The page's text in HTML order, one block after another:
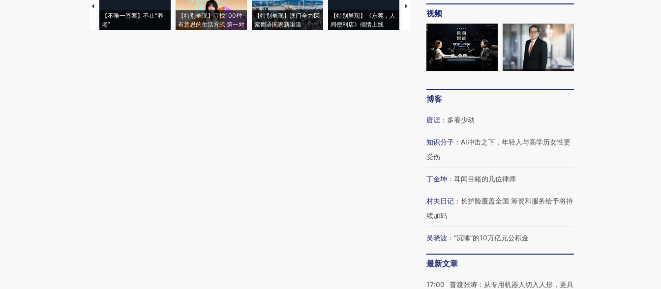
【不唯一答案】不止“养
老”
【特别呈现】寻找100种
有意思的生活方式·第一对
【特别呈现】澳门全力探
索葡语国家新渠道
【特别呈现】《东莞，人
间便利店》倾情上线
【推广】走进第四届链博
会，让数智科技“链”接产
有意思的生活方式·第三对
【商旅对话】华住集团
住三大增长引擎是什么？
视频
博客
唐涯 ： 多看少动
知识分子 ： AI冲击之下，年轻人与高学历女性更
受伤
丁金坤 ： 耳闻目睹的几位律师
村夫日记 ： 长护险覆盖全国 筹资和服务给予将持
续加码
吴晓波 ： “沉睡”的10万亿元公积金
最新文章
17:00
普渡张涛：从专用机器人切入人形，更具